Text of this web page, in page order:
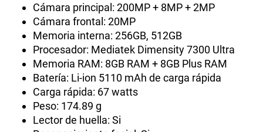
Cámara principal: 200MP + 8MP + 2MP
Cámara frontal: 20MP
Memoria interna: 256GB, 512GB
Procesador: Mediatek Dimensity 7300 Ultra
Memoria RAM: 8GB RAM + 8GB Plus RAM
Batería: Li-ion 5110 mAh de carga rápida
Carga rápida: 67 watts
Peso: 174.89 g
Lector de huella: Si